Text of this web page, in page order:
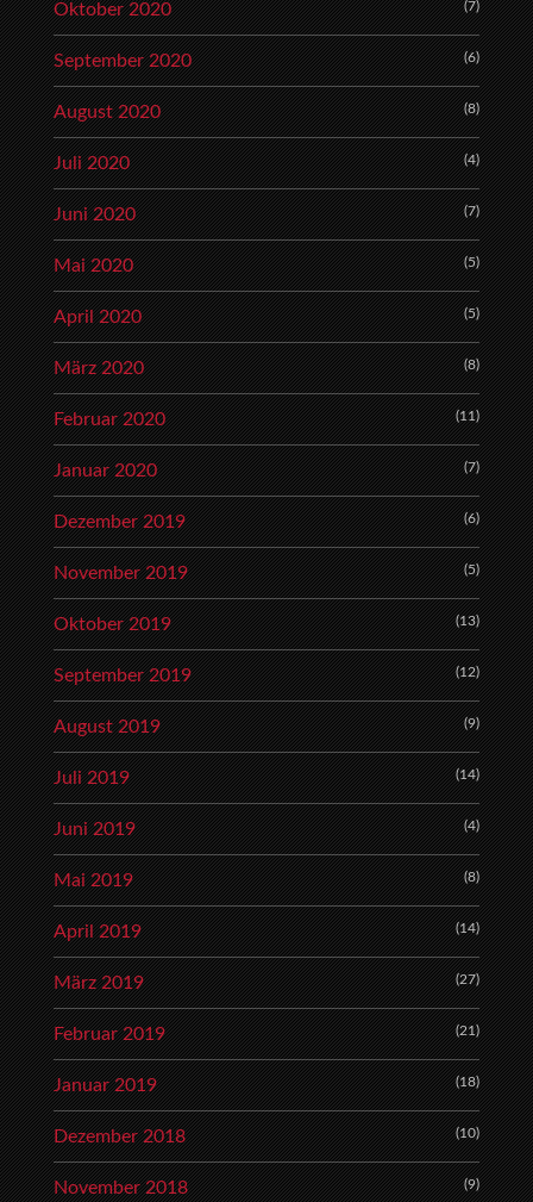
Oktober 2020 (7)
September 2020 (6)
August 2020 (8)
Juli 2020 (4)
Juni 2020 (7)
Mai 2020 (5)
April 2020 (5)
März 2020 (8)
Februar 2020 (11)
Januar 2020 (7)
Dezember 2019 (6)
November 2019 (5)
Oktober 2019 (13)
September 2019 (12)
August 2019 (9)
Juli 2019 (14)
Juni 2019 (4)
Mai 2019 (8)
April 2019 (14)
März 2019 (27)
Februar 2019 (21)
Januar 2019 (18)
Dezember 2018 (10)
November 2018 (9)